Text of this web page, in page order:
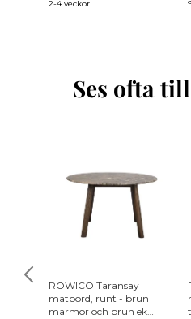
2-4 veckor
Ses ofta
ROWICO Taransay
matbord, runt - brun
marmor och brun ek